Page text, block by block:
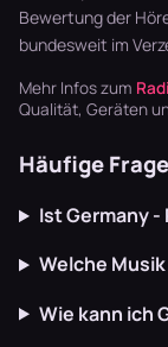
Keine v…
Bewertung der
bundesweit im
Mehr Infos zum
Qualität, Geräten
Häufige
Ist Germany
Welche
Wie kann ich